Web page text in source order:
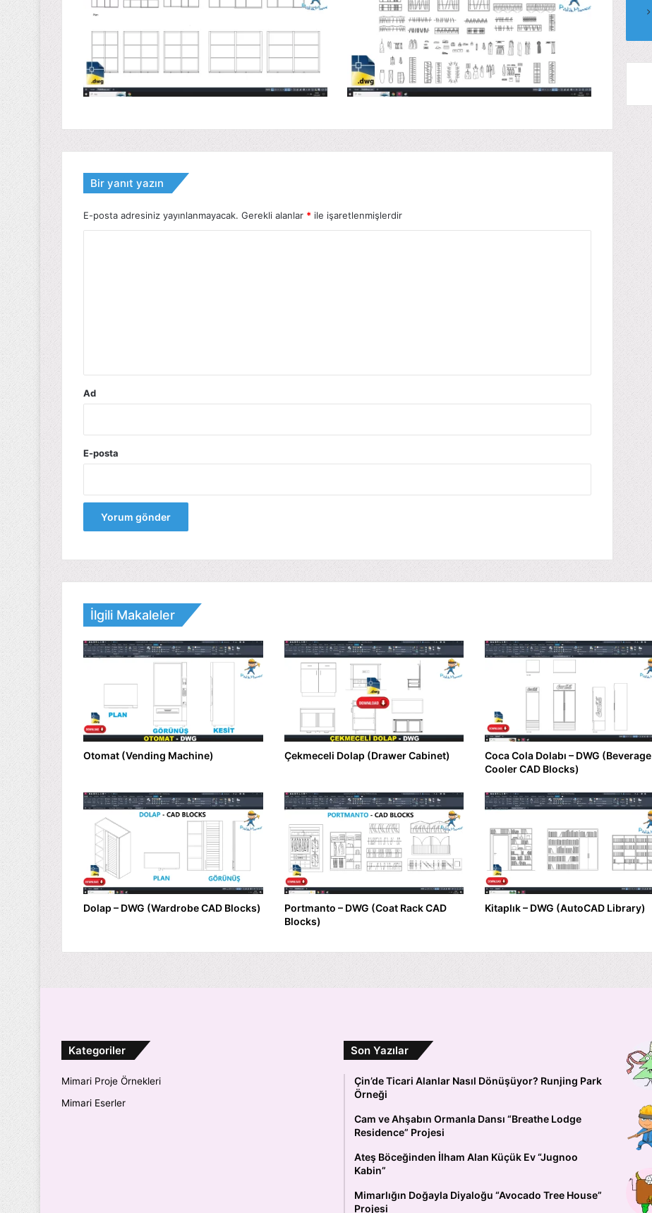
Bir yanıt yazın
E-posta adresiniz yayınlanmayacak. Gerekli alanlar * ile işaretlenmişlerdir
Ad
E-posta
İlgili Makaleler
Otomat (Vending Machine) Çekmeceli Dolap (Drawer Cabinet)
Coca Cola Dolabı – DWG (Beverage
Cooler CAD Blocks)
Dolap – DWG (Wardrobe CAD Blocks)
Portmanto – DWG (Coat Rack CAD
Blocks)
Kitaplık – DWG (AutoCAD Library)
Kategoriler
Mimari Proje Örnekleri
Mimari Eserler
Son Yazılar
Çin’de Ticari Alanlar Nasıl Dönüşüyor? Runjing Park
Örneği
Cam ve Ahşabın Ormanla Dansı “Breathe Lodge
Residence” Projesi
Ateş Böceğinden İlham Alan Küçük Ev “Jugnoo
Kabin”
Mimarlığın Doğayla Diyaloğu “Avocado Tree House”
Projesi